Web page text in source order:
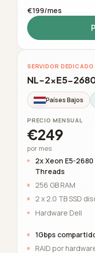
€199/mes
SERVIDOR DEDICADO
NL-2xE5-
Países Bajos
PRECIO MENSUAL
€249
por mes
2x Xeon E5-
Threads
256 GB RAM
2 x 2.0 TB SSD
Hardware Dell
1Gbps
RAID por